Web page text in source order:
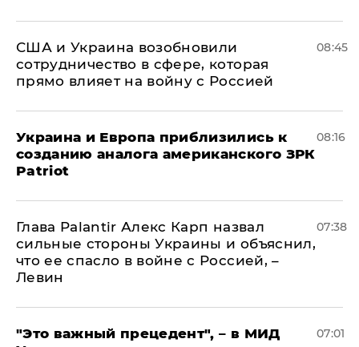
США и Украина возобновили
сотрудничество в сфере, которая
прямо влияет на войну с Россией
08:45
Украина и Европа приблизились к
созданию аналога американского ЗРК
Patriot
08:16
Глава Palantir Алекс Карп назвал
сильные стороны Украины и объяснил,
что ее спасло в войне с Россией, –
Левин
07:38
"Это важный прецедент", – в МИД
07:01